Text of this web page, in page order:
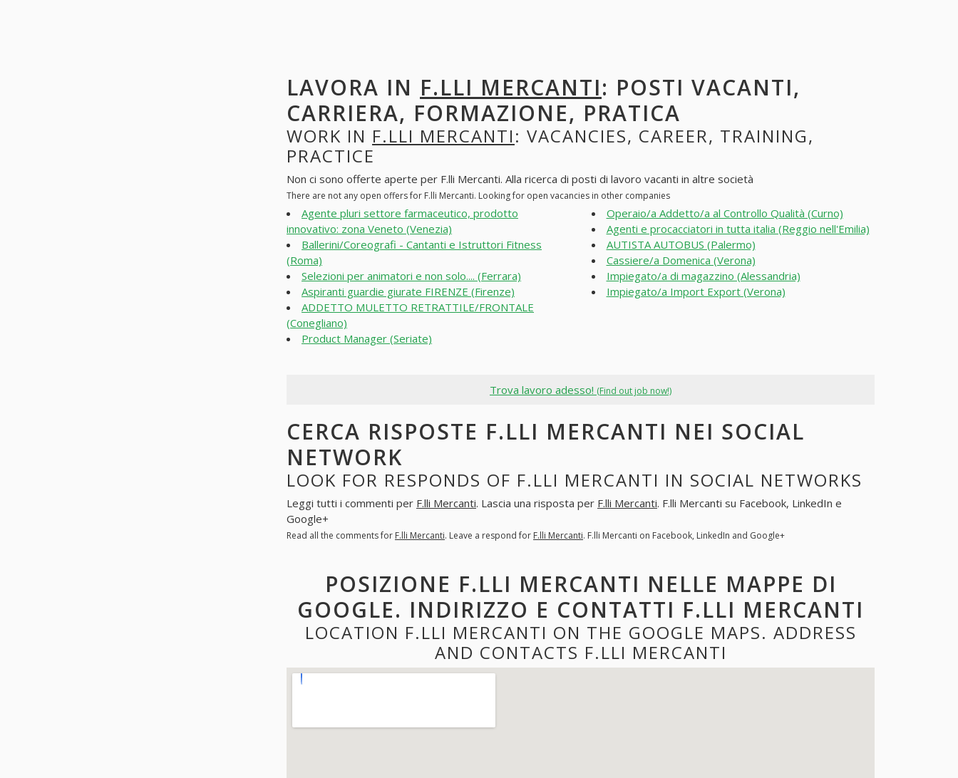
LAVORA IN F.LLI MERCANTI: POSTI VACANTI,
CARRIERA, FORMAZIONE, PRATICA
WORK IN F.LLI MERCANTI: VACANCIES, CAREER, TRAINING,
PRACTICE
Non ci sono offerte aperte per F.lli Mercanti. Alla ricerca di posti di lavoro vacanti in altre società
There are not any open offers for F.lli Mercanti. Looking for open vacancies in other companies
Agente pluri settore farmaceutico, prodotto
innovativo: zona Veneto (Venezia)
Ballerini/Coreografi - Cantanti e Istruttori Fitness
(Roma)
Selezioni per animatori e non solo.... (Ferrara)
Aspiranti guardie giurate FIRENZE (Firenze)
ADDETTO MULETTO RETRATTILE/FRONTALE
(Conegliano)
Product Manager (Seriate)
Operaio/a Addetto/a al Controllo Qualità (Curno)
Agenti e procacciatori in tutta italia (Reggio nell'Emilia)
AUTISTA AUTOBUS (Palermo)
Cassiere/a Domenica (Verona)
Impiegato/a di magazzino (Alessandria)
Impiegato/a Import Export (Verona)
Trova lavoro adesso! (Find out job now!)
CERCA RISPOSTE F.LLI MERCANTI NEI SOCIAL
NETWORK
LOOK FOR RESPONDS OF F.LLI MERCANTI IN SOCIAL NETWORKS
Leggi tutti i commenti per F.lli Mercanti. Lascia una risposta per F.lli Mercanti. F.lli Mercanti su Facebook, LinkedIn e
Google+
Read all the comments for F.lli Mercanti. Leave a respond for F.lli Mercanti. F.lli Mercanti on Facebook, LinkedIn and Google+
POSIZIONE F.LLI MERCANTI NELLE MAPPE DI
GOOGLE. INDIRIZZO E CONTATTI F.LLI MERCANTI
LOCATION F.LLI MERCANTI ON THE GOOGLE MAPS. ADDRESS
AND CONTACTS F.LLI MERCANTI